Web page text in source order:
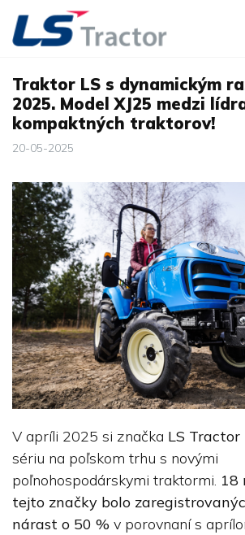
Traktor LS s dynamickým
2025. Model XJ25 medzi
kompaktných traktorov!
20-05-2025
V apríli 2025 si značka LS Tractor
sériu na poľskom trhu s novými
poľnohospodárskymi traktormi. 18
tejto značky bolo
nárast o 50 % v porovnaní s